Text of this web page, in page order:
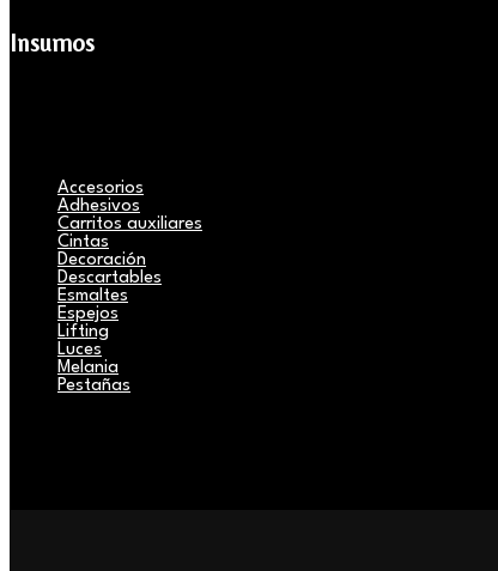
Insumos
Accesorios
Adhesivos
Carritos auxiliares
Cintas
Decoración
Descartables
Esmaltes
Espejos
Lifting
Luces
Melania
Pestañas